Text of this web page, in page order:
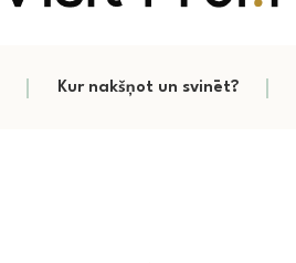
Kur nakšņot un svinēt?